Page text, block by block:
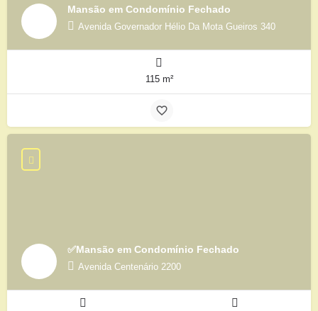
Mansão em Condomínio Fechado
Avenida Governador Hélio Da Mota Gueiros 340
115 m²
✅Mansão em Condomínio Fechado
Avenida Centenário 2200